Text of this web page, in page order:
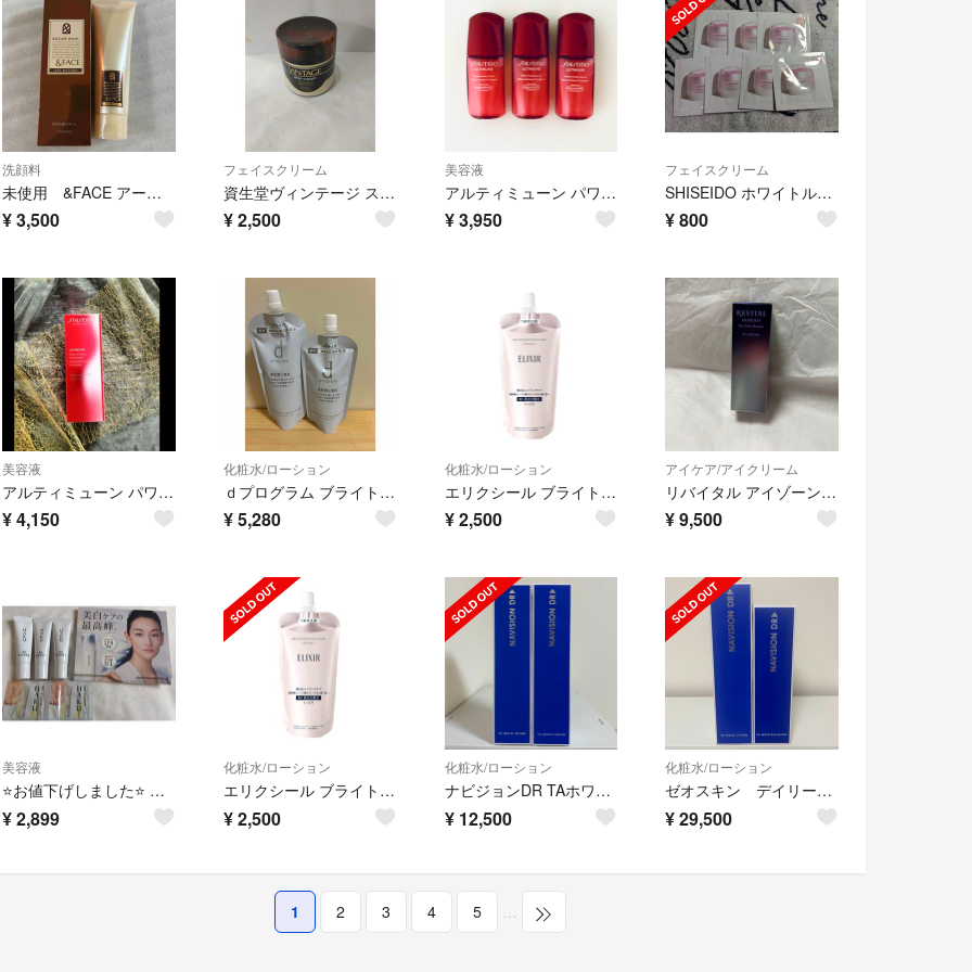
洗顔料
未使用 &FACE アートメソッド リリースウォッシュ 洗顔料 125g
¥3,500
フェイスクリーム
資生堂ヴィンテージ スキンクリーム50g生産終了品
¥2,500
美容液
アルティミューン パワライジング セラム 美容液 資生堂
¥3,950
フェイスクリーム
SHISEIDO ホワイトルーセント ブライトニング ジェルクリーム サンプルパウチ
¥800
美容液
アルティミューン パワライジング コンセントレート III 30ml
¥4,150
化粧水/ローション
ｄプログラム ブライトニングクリア ローション ＭＢ エマルジョン 詰替
¥5,280
化粧水/ローション
エリクシール ブライトニング ローション 旧 ⅱ しっとりタイプ つめかえ用〖1個〗
¥2,500
アイケア/アイクリーム
リバイタル アイゾーンブースター(15ml)
¥9,500
美容液
⭐️お値下げしました⭐️ HAKU メラノフォーカスIV (医薬部外品） 薬用美白美容液 サンプル6g ✖️ 3本
¥2,899
化粧水/ローション
エリクシール ブライトニング ローション 旧 ⅱ しっとり つめかえ用〖1個〗
¥2,500
化粧水/ローション
ナビジョンDR TAホワイトローション ２本セット
¥ 12,500
化粧水/ローション
ゼオスキン デイリーPD＆ナビジョンDR TAホワイトローション＆エマルジョンInセット
¥29,500
1 2 3 4 5 …